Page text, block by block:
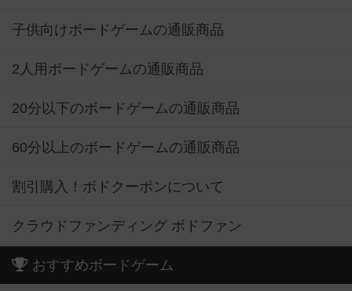
子供向けボードゲームの通販商品
2人用ボードゲームの通販商品
20分以下のボードゲームの通販商品
60分以上のボードゲームの通販商品
割引購入！ボドクーポンについて
クラウドファンディング ボドファン
おすすめボードゲーム